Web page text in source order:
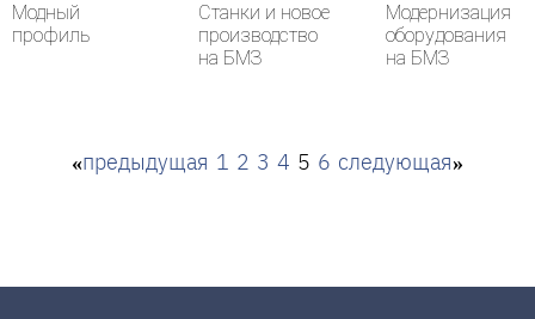
Модный
профиль
Станки и новое
производство
на БМЗ
Модернизация
оборудования
на БМЗ
«предыдущая 1 2 3 4 5 6 следующая»